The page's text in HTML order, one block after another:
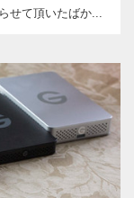
せて頂いたばか...